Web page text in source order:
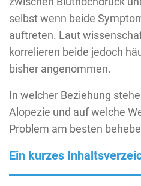
selbst wenn beide
auftreten. Laut
korrelieren beide jedoch
bisher angenommen.
In welcher Beziehung
Alopezie und auf welche
Problem am besten
Ein kurzes